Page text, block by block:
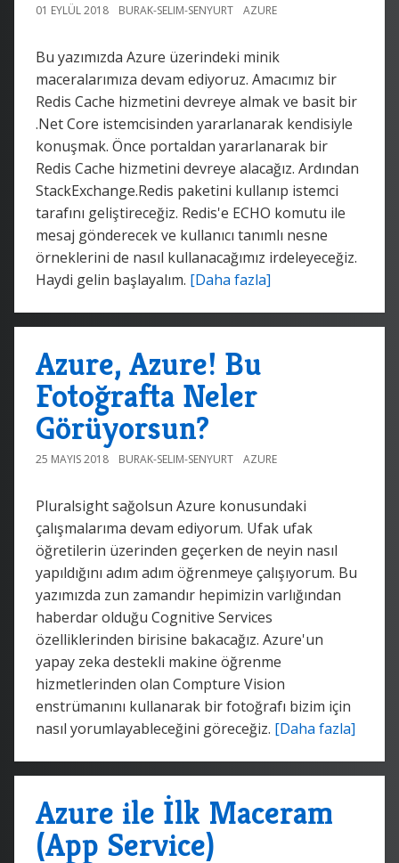
01 EYLÜL 2018 BURAK-SELIM-SENYURT AZURE
Bu yazımızda Azure üzerindeki minik
maceralarımıza devam ediyoruz. Amacımız bir
Redis Cache hizmetini devreye almak ve basit bir
.Net Core istemcisinden yararlanarak kendisiyle
konuşmak. Önce portaldan yararlanarak bir
Redis Cache hizmetini devreye alacağız. Ardından
StackExchange.Redis paketini kullanıp istemci
tarafını geliştireceğiz. Redis'e ECHO komutu ile
mesaj gönderecek ve kullanıcı tanımlı nesne
örneklerini de nasıl kullanacağımız irdeleyeceğiz.
Haydi gelin başlayalım. [Daha fazla]
Azure, Azure! Bu
Fotoğrafta Neler
Görüyorsun?
25 MAYIS 2018 BURAK-SELIM-SENYURT AZURE
Pluralsight sağolsun Azure konusundaki
çalışmalarıma devam ediyorum. Ufak ufak
öğretilerin üzerinden geçerken de neyin nasıl
yapıldığını adım adım öğrenmeye çalışıyorum. Bu
yazımızda zun zamandır hepimizin varlığından
haberdar olduğu Cognitive Services
özelliklerinden birisine bakacağız. Azure'un
yapay zeka destekli makine öğrenme
hizmetlerinden olan Compture Vision
enstrümanını kullanarak bir fotoğrafı bizim için
nasıl yorumlayableceğini göreceğiz. [Daha fazla]
Azure ile İlk Maceram
(App Service)